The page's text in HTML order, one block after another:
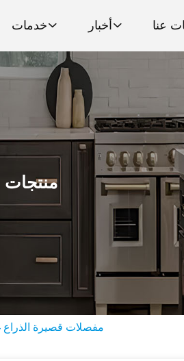
خدمات أخبار عنا
منتجات
مفصلات قصيرة الذراع